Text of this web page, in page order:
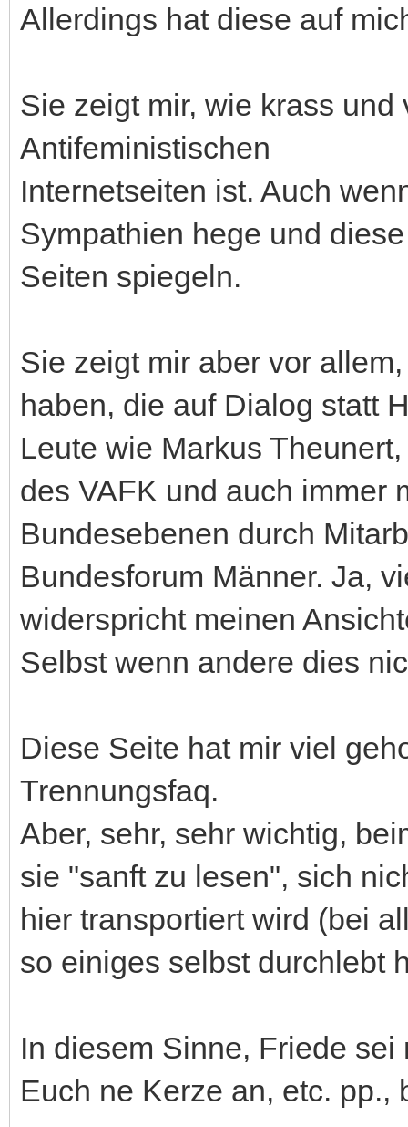
Allerdings hat diese auf
Sie zeigt mir, wie krass und
Antifeministischen
Internetseiten ist. Auch
Sympathien hege und
Seiten spiegeln.
Sie zeigt mir aber vor
haben, die auf Dialog statt
Leute wie Markus
des VAFK und auch immer
Bundesebenen durch
Bundesforum Männer. Ja,
widerspricht meinen
Selbst wenn andere dies
Diese Seite hat mir viel
Trennungsfaq.
Aber, sehr, sehr wichtig,
sie "sanft zu lesen", sich
hier transportiert wird (bei
so einiges selbst durchlebt
In diesem Sinne, Friede
Euch ne Kerze an, etc. pp.,